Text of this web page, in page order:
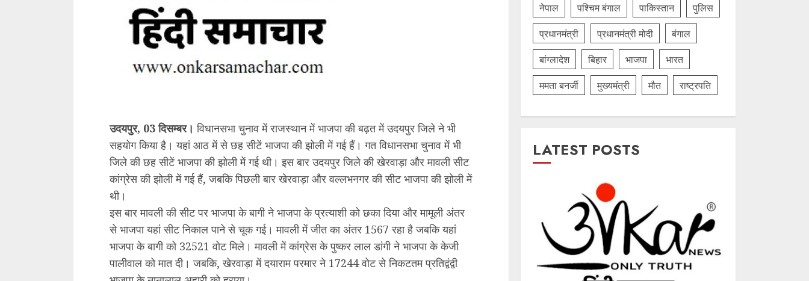
उदयपुर, 03 दिसम्बर। विधानसभा चुनाव में राजस्थान में भाजपा की बढ़त में उदयपुर जिले ने भी
सहयोग किया है। यहां आठ में से छह सीटें भाजपा की झोली में गई हैं। गत विधानसभा चुनाव में भी
जिले की छह सीटें भाजपा की झोली में गई थी। इस बार उदयपुर जिले की खेरवाड़ा और मावली सीट
कांग्रेस की झोली में गई हैं, जबकि पिछली बार खेरवाड़ा और वल्लभनगर की सीट भाजपा की झोली में
थी।
इस बार मावली की सीट पर भाजपा के बागी ने भाजपा के प्रत्याशी को छका दिया और मामूली अंतर
से भाजपा यहां सीट निकाल पाने से चूक गई। मावली में जीत का अंतर 1567 रहा है जबकि यहां
भाजपा के बागी को 32521 वोट मिले। मावली में कांग्रेस के पुष्कर लाल डांगी ने भाजपा के केजी
पालीवाल को मात दी। जबकि, खेरवाड़ा में दयाराम परमार ने 17244 वोट से निकटतम प्रतिद्वंद्वी
नेपाल
पश्चिम बंगाल पाकिस्तान
पुलिस
प्रधानमंत्री
प्रधानमंत्री मोदी
बंगाल
बांग्लादेश
बिहार भाजपा
भारत
ममता बनर्जी
मुख्यमंत्री मौत राष्ट्रपति
LATEST POSTS